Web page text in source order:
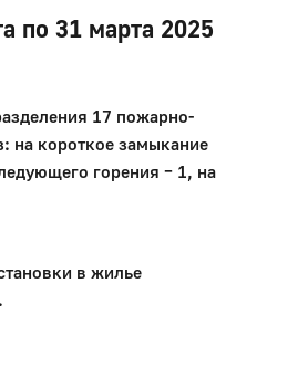
по 31 марта 2025
17 пожарно-
на короткое замыкание
горения – 1, на
в жилье